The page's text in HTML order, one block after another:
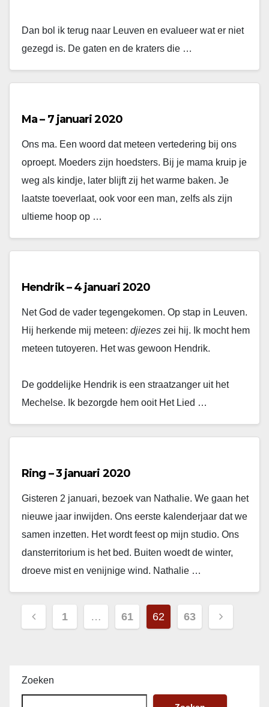
Dan bol ik terug naar Leuven en evalueer wat er niet
gezegd is. De gaten en de kraters die …
Ma – 7 januari 2020
Ons ma. Een woord dat meteen vertedering bij ons
oproept. Moeders zijn hoedsters. Bij je mama kruip je
weg als kindje, later blijft zij het warme baken. Je
laatste toeverlaat, ook voor een man, zelfs als zijn
ultieme hoop op …
Hendrik – 4 januari 2020
Net God de vader tegengekomen. Op stap in Leuven.
Hij herkende mij meteen: djiezes zei hij. Ik mocht hem
meteen tutoyeren. Het was gewoon Hendrik.
De goddelijke Hendrik is een straatzanger uit het
Mechelse. Ik bezorgde hem ooit Het Lied …
Ring – 3 januari 2020
Gisteren 2 januari, bezoek van Nathalie. We gaan het
nieuwe jaar inwijden. Ons eerste kalenderjaar dat we
samen inzetten. Het wordt feest op mijn studio. Ons
dansterritorium is het bed. Buiten woedt de winter,
droeve mist en venijnige wind. Nathalie …
Berichten
paginering
1 … 61 62 63
Zoeken